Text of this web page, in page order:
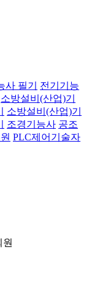
사 필기
전기기능
소방설비(산업)기
소방설비(산업)기
조경기능사 공조
PLC제어기술자
원